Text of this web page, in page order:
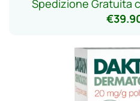
Spedizione Gratuita